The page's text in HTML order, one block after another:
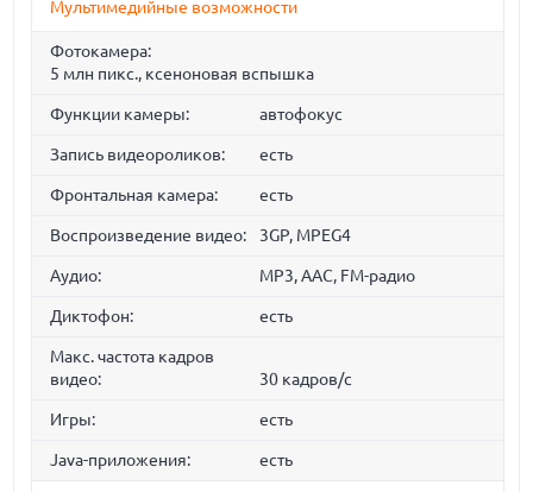
Мультимедийные возможности
Фотокамера:
5 млн пикс., ксеноновая вспышка
Функции камеры: автофокус
Запись видеороликов: есть
Фронтальная камера: есть
Воспроизведение видео: 3GP, MPEG4
Аудио: MP3, AAC, FM-радио
Диктофон: есть
Макс. частота кадров
видео:
30 кадров/с
Игры: есть
Java-приложения: есть